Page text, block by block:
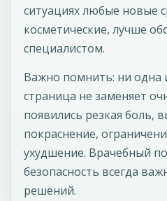
ситуациях любые новые
косметические, лучше
специалистом.
Важно помнить: ни одна
страница не заменяет
появились резкая боль,
покраснение,
ухудшение. Врачебный
безопасность всегда
решений.